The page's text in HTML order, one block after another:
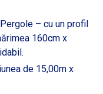
– cu un profil
160cm x
de 15,00m x